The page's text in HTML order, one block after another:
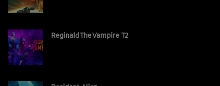
Reginald The Vampire T2